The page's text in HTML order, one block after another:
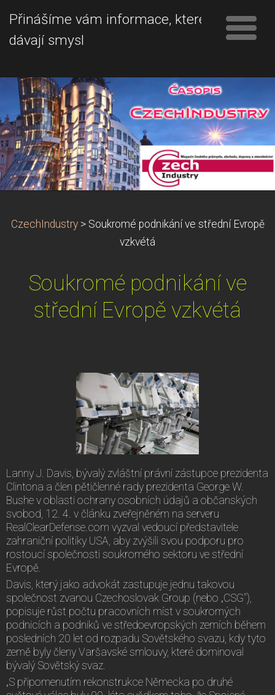
Přinášíme vám informace, které
dávají smysl
CzechIndustry > Soukromé podnikání ve střední Evropě
vzkvétá
Soukromé podnikání ve
střední Evropě vzkvétá
Lanny J. Davis, bývalý zvláštní právní zástupce prezidenta
Clintona a člen pětičlenné rady prezidenta George W.
Bushe v oblasti ochrany osobních údajů a občanských
svobod, 12. 4. v článku zveřejněném na serveru
RealClearDefense.com vyzval vedoucí představitele
zahraniční politiky USA, aby zvýšili svou podporu pro
rostoucí společnosti soukromého sektoru ve střední
Evropě.
Davis, který jako advokát zastupuje jednu takovou
společnost zvanou Czechoslovak Group (nebo „CSG"),
popisuje růst počtu pracovních míst v soukromých
podnicích a podniků ve středoevropských zemích během
posledních 20 let od rozpadu Sovětského svazu, kdy tyto
země byly členy Varšavské smlouvy, které dominoval
bývalý Sovětský svaz.
„S připomenutím rekonstrukce Německa po druhé